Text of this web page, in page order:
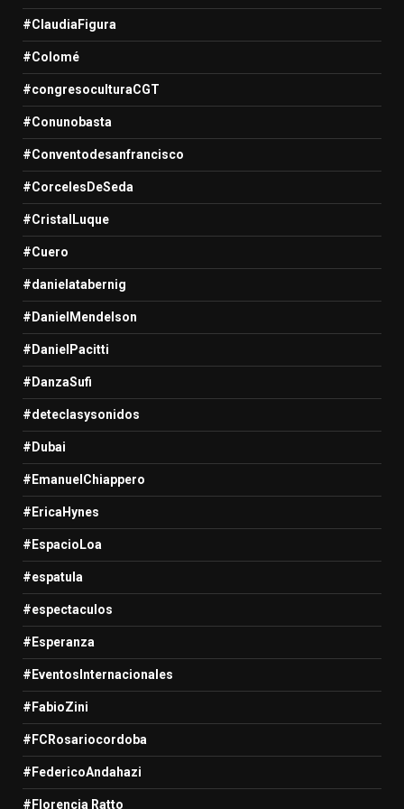
#ClaudiaFigura
#Colomé
#congresoculturaCGT
#Conunobasta
#Conventodesanfrancisco
#CorcelesDeSeda
#CristalLuque
#Cuero
#danielatabernig
#DanielMendelson
#DanielPacitti
#DanzaSufi
#deteclasysonidos
#Dubai
#EmanuelChiappero
#EricaHynes
#EspacioLoa
#espatula
#espectaculos
#Esperanza
#EventosInternacionales
#FabioZini
#FCRosariocordoba
#FedericoAndahazi
#Florencia Ratto